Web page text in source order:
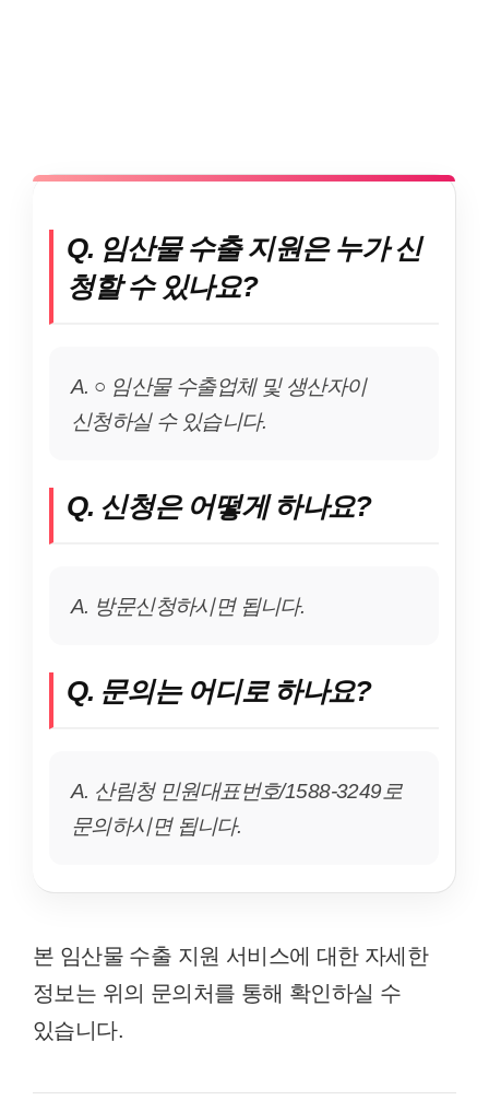
Q. 임산물 수출 지원은 누가 신
청할 수 있나요?
A. ○ 임산물 수출업체 및 생산자이
신청하실 수 있습니다.
Q. 신청은 어떻게 하나요?
A. 방문신청하시면 됩니다.
Q. 문의는 어디로 하나요?
A. 산림청 민원대표번호/1588-3249로
문의하시면 됩니다.
본 임산물 수출 지원 서비스에 대한 자세한
정보는 위의 문의처를 통해 확인하실 수
있습니다.